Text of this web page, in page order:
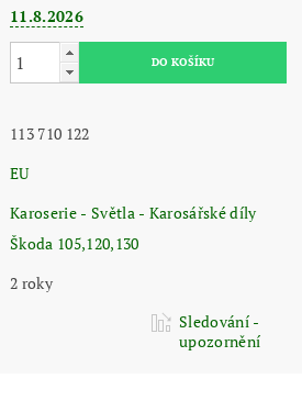
11.8.2026
113 710 122
EU
Karoserie - Světla - Karosářské díly
Škoda 105,120,130
2 roky
Sledování -
upozornění